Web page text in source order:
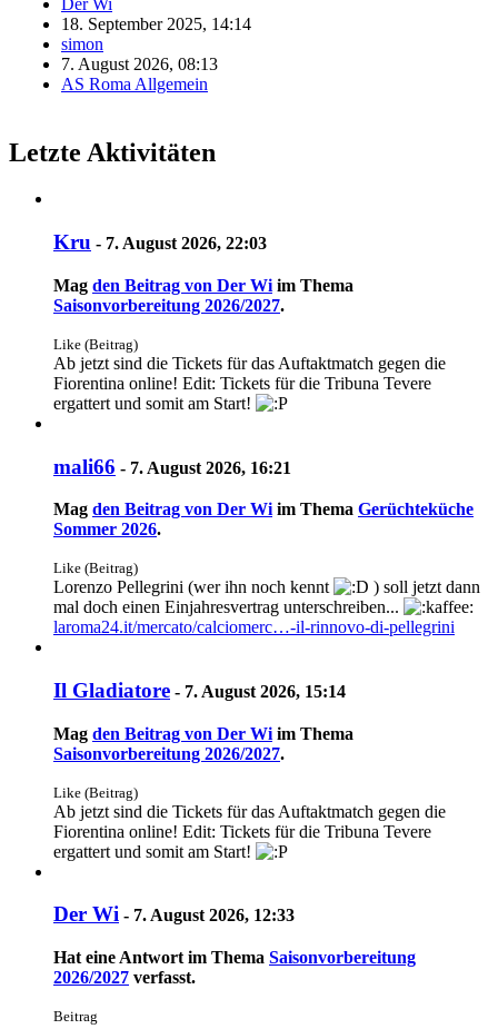
Der Wi
18. September 2025, 14:14
simon
7. August 2026, 08:13
AS Roma Allgemein
Letzte Aktivitäten
Kru - 7. August 2026, 22:03
Mag den Beitrag von Der Wi im Thema
Saisonvorbereitung 2026/2027.
Like (Beitrag)
Ab jetzt sind die Tickets für das Auftaktmatch gegen die
Fiorentina online! Edit: Tickets für die Tribuna Tevere
ergattert und somit am Start!
mali66 - 7. August 2026, 16:21
Mag den Beitrag von Der Wi im Thema Gerüchteküche
Sommer 2026.
Like (Beitrag)
Lorenzo Pellegrini (wer ihn noch kennt
) soll jetzt dann
mal doch einen Einjahresvertrag unterschreiben...
laroma24.it/mercato/calciomerc…-il-rinnovo-di-pellegrini
Il Gladiatore - 7. August 2026, 15:14
Mag den Beitrag von Der Wi im Thema
Saisonvorbereitung 2026/2027.
Like (Beitrag)
Ab jetzt sind die Tickets für das Auftaktmatch gegen die
Fiorentina online! Edit: Tickets für die Tribuna Tevere
ergattert und somit am Start!
Der Wi - 7. August 2026, 12:33
Hat eine Antwort im Thema Saisonvorbereitung
2026/2027 verfasst.
Beitrag